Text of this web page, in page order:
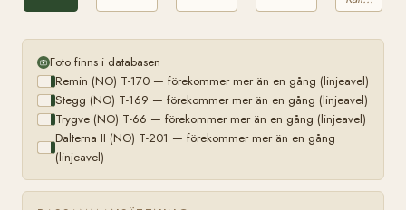
Foto finns i databasen
Remin (NO) T-170 — förekommer mer än en gång (linjeavel)
Stegg (NO) T-169 — förekommer mer än en gång (linjeavel)
Trygve (NO) T-66 — förekommer mer än en gång (linjeavel)
Dalterna II (NO) T-201 — förekommer mer än en gång
(linjeavel)